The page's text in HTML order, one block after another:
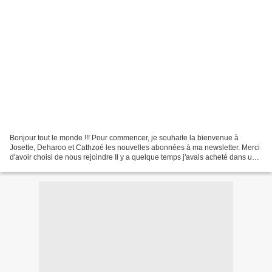
Bonjour tout le monde !!! Pour commencer, je souhaite la bienvenue à
Josette, Deharoo et Cathzoé les nouvelles abonnées à ma newsletter. Merci
d'avoir choisi de nous rejoindre Il y a quelque temps j'avais acheté dans une